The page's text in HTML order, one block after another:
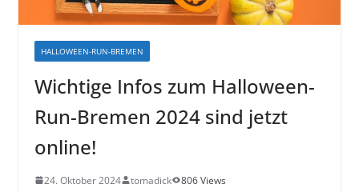
HALLOWEEN-RUN-BREMEN
Wichtige Infos zum Halloween-
Run-Bremen 2024 sind jetzt
online!
24. Oktober 2024 tomadick 806 Views